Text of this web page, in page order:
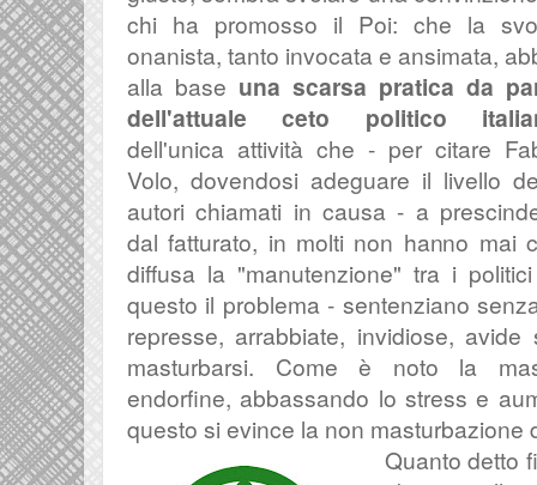
chi ha promosso il Poi: che la
onanista, tanto invocata e ansimata,
alla base una scarsa pratica da
dell'attuale ceto politico
dell'unica attività che - per citare
Volo, dovendosi adeguare il livello
autori chiamati in causa - a
dal fatturato, in molti non hanno mai
diffusa la "manutenzione" tra i
questo il problema - sentenziano
represse, arrabbiate, invidiose,
masturbarsi. Come è noto la
endorfine, abbassando lo stress e
questo si evince la non masturbazione
Quanto detto